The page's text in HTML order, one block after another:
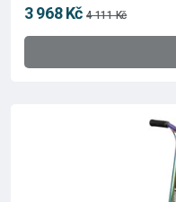
3 968 Kč 4 111 Kč